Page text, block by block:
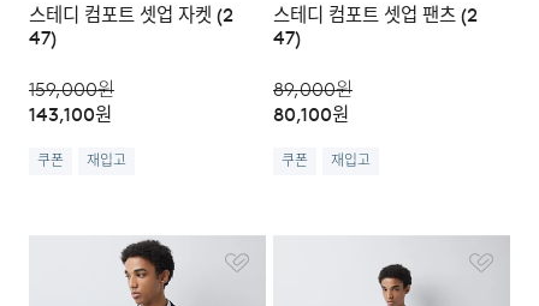
스테디 컴포트 셋업 자켓 (2
47)
159,000원
143,100원
쿠폰 재입고
스테디 컴포트 셋업 팬츠 (2
47)
89,000원
80,100원
쿠폰 재입고